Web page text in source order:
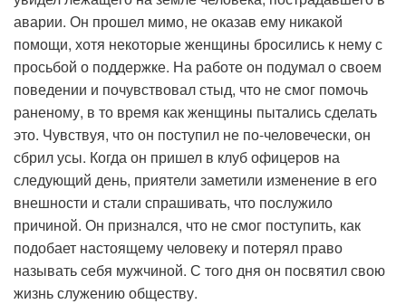
аварии. Он прошел мимо, не оказав ему никакой
помощи, хотя некоторые женщины бросились к нему с
просьбой о поддержке. На работе он подумал о своем
поведении и почувствовал стыд, что не смог помочь
раненому, в то время как женщины пытались сделать
это. Чувствуя, что он поступил не по-человечески, он
сбрил усы. Когда он пришел в клуб офицеров на
следующий день, приятели заметили изменение в его
внешности и стали спрашивать, что послужило
причиной. Он признался, что не смог поступить, как
подобает настоящему человеку и потерял право
называть себя мужчиной. С того дня он посвятил свою
жизнь служению обществу.